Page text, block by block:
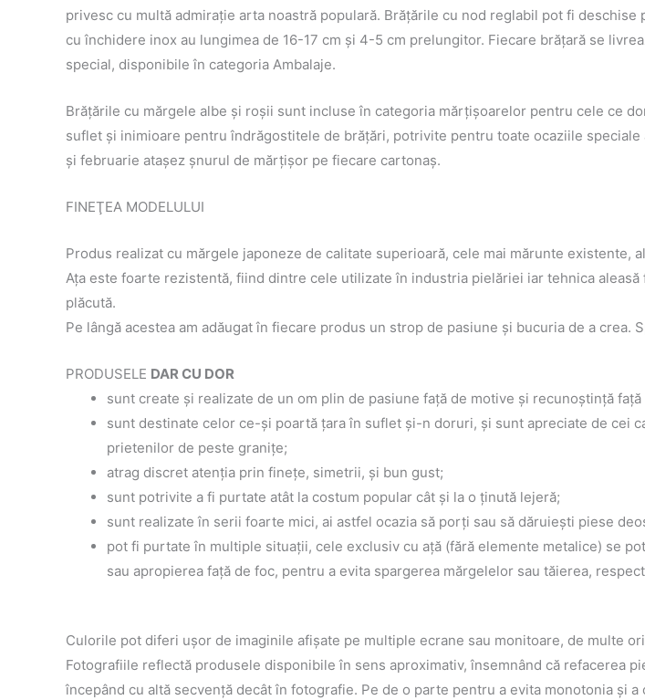
privesc cu multă admiraţie arta noastră populară. Brățările cu nod reglabil pot fi
cu închidere inox au lungimea de 16-17 cm și 4-5 cm prelungitor. Fiecare brăţară se
special, disponibile în categoria Ambalaje.
Brăţările cu mărgele albe şi roşii sunt incluse în categoria mărţişoarelor pentru cele ce
suflet şi inimioare pentru îndrăgostitele de brăţări, potrivite pentru toate ocaziile
şi februarie ataşez şnurul de mărţişor pe fiecare cartonaş.
FINEŢEA MODELULUI
Produs realizat cu mărgele japoneze de calitate superioară, cele mai mărunte
Aţa este foarte rezistentă, fiind dintre cele utilizate în industria pielăriei iar tehnica
plăcută.
Pe lângă acestea am adăugat în fiecare produs un strop de pasiune şi bucuria de a crea.
PRODUSELE DAR CU DOR
sunt create şi realizate de un om plin de pasiune faţă de motive şi recunoştinţă
sunt destinate celor ce-şi poartă ţara în suflet şi-n doruri, şi sunt apreciate de cei
prietenilor de peste graniţe;
atrag discret atenţia prin fineţe, simetrii, şi bun gust;
sunt potrivite a fi purtate atât la costum popular cât şi la o ţinută lejeră;
sunt realizate în serii foarte mici, ai astfel ocazia să porţi sau să dăruieşti piese
pot fi purtate în multiple situaţii, cele exclusiv cu aţă (fără elemente metalice) se
sau apropierea faţă de foc, pentru a evita spargerea mărgelelor sau tăierea,
Culorile pot diferi uşor de imaginile afişate pe multiple ecrane sau monitoare, de multe
Fotografiile reflectă produsele disponibile în sens aproximativ, însemnând că refacerea
începând cu altă secvenţă decât în fotografie. Pe de o parte pentru a evita monotonia şi